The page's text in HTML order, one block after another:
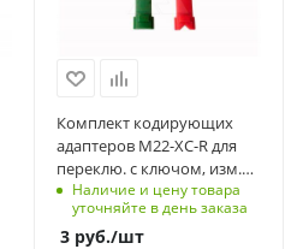
6-8 недель
Количество в упаковке
Единицы измерения
шт
Комплект кодирующих
адаптеров M22-XC-R для
переклю. с ключом, изм.
функции извлечения
ключа
Наличие и цену товара
уточняйте в день заказа
3руб./шт